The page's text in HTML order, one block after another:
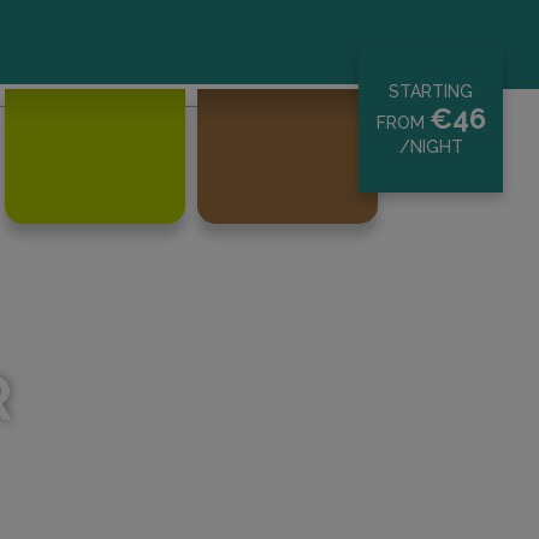
STARTING
FROM €46
/NIGHT